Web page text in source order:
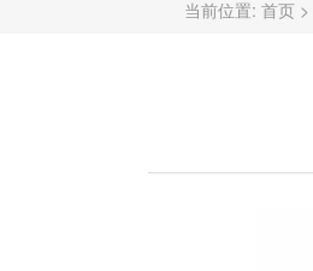
当前位置: 首页 >